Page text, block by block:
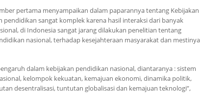
pertama menyampaikan dalam paparannya tentang Kebijakan
sangat komplek karena hasil interaksi dari banyak
di Indonesia sangat jarang dilakukan penelitian tentang
nasional, terhadap kesejahteraan masyarakat dan mestinya
dalam kebijakan pendidikan nasional, diantaranya : sistem
kelompok kekuatan, kemajuan ekonomi, dinamika politik,
desentralisasi, tuntutan globalisasi dan kemajuan teknologi”,